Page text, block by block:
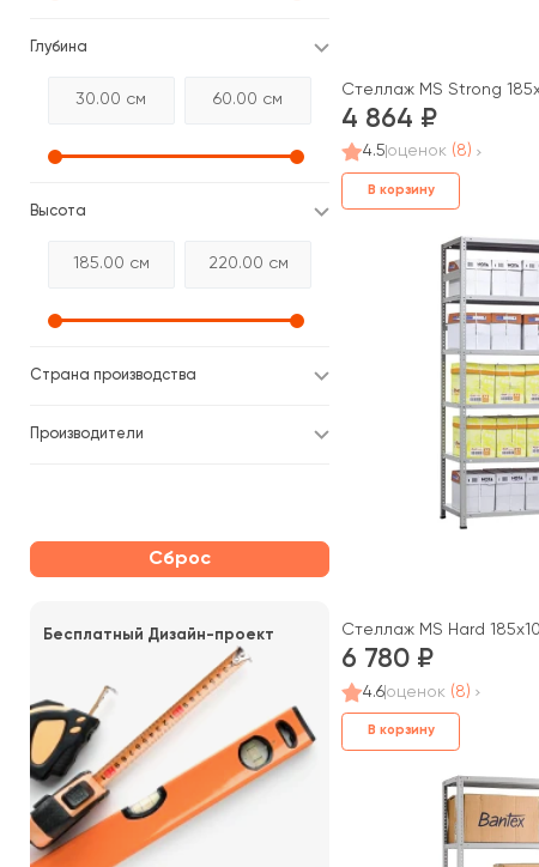
Глубина
Высота
Страна производства
Производители
Сброс
Бесплатный Дизайн-проект
Стеллаж MS Strong
4 864
4.5 оценок (8)
В корзину
Стеллаж MS Hard
6 780
4.6оценок (8)
В корзину